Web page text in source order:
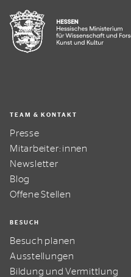
TEAM & KONTAKT
Presse
Mitarbeiter:innen
Newsletter
Blog
Offene Stellen
BESUCH
Besuch planen
Ausstellungen
Bildung und Vermittlung